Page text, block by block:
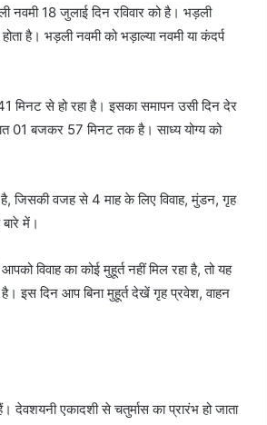
नवमी 18 जुलाई दिन रविवार को है। भड़ली
है। भड़ली नवमी को भड़ाल्या नवमी या कंदर्प
से हो रहा है। इसका समापन उसी दिन देर
01 बजकर 57 मिनट तक है। साध्य योग्य को
है, जिसकी वजह से 4 माह के लिए विवाह, मुंडन, गृह
में।
विवाह का कोई मुहूर्त नहीं मिल रहा है, तो यह
इस दिन आप बिना मुहूर्त देखें गृह प्रवेश, वाहन
एकादशी से चतुर्मास का प्रारंभ हो जाता